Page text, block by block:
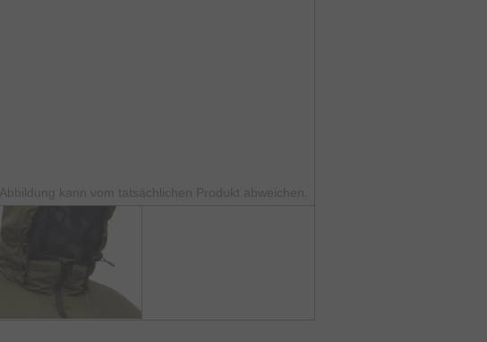
Abbildung kann vom tatsächlichen Produkt abweichen.